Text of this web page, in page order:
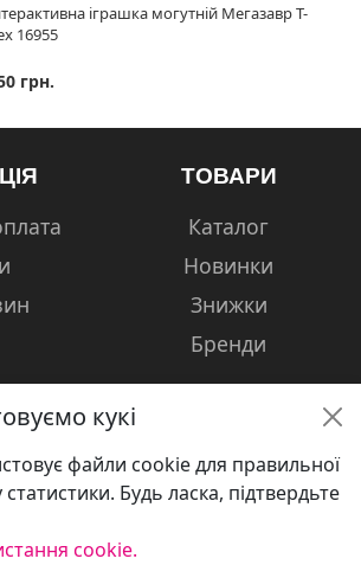
іграшка могутній Мегазавр T-
16955
грн.
ТОВАРИ
Каталог
Новинки
Знижки
Бренди
КОНТАКТИ
кукі
файли cookie для правильної
Будь ласка, підтвердьте
cookie.